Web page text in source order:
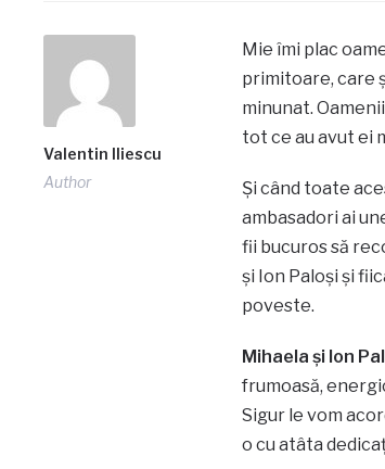
Valentin Iliescu
Author
Mie îmi plac
primitoare, care
minunat.
tot ce au avut ei
Și când toate
ambasadori ai
fii bucuros să
și Ion Paloși și
poveste.
Mihaela și Ion
frumoasă,
Sigur le vom
o cu atâta